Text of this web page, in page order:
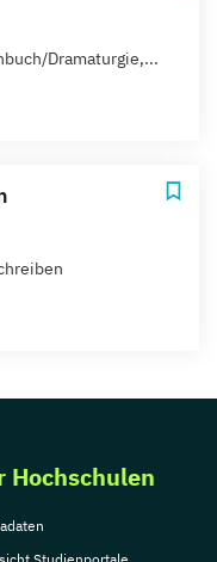
Dramaturgie,...
Hochschulen